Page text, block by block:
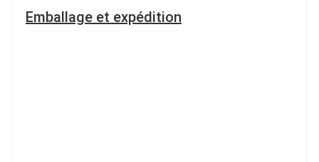
Emballage et expédition